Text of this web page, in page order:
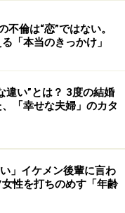
あれば、その人にと
でしょう。生活環境
ていたことも。
倫は“恋”ではない。
「本当のきっかけ」
違い”とは？ 3度の結婚
「幸せな夫婦」のカタ
い」イケメン後輩に言わ
性を打ちのめす「年齢